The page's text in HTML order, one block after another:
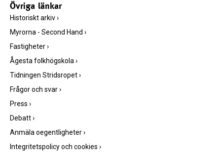
Övriga länkar
Historiskt arkiv›
Myrorna - Second Hand ›
Fastigheter›
Ågesta folkhögskola›
Tidningen Stridsropet›
Frågor och svar›
Press ›
Debatt›
Anmäla oegentligheter›
Integritetspolicy och cookies ›